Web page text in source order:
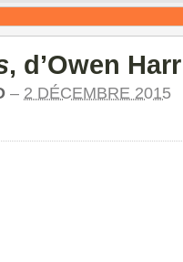
, d’Owen
– 2 DÉCEMBRE 2015